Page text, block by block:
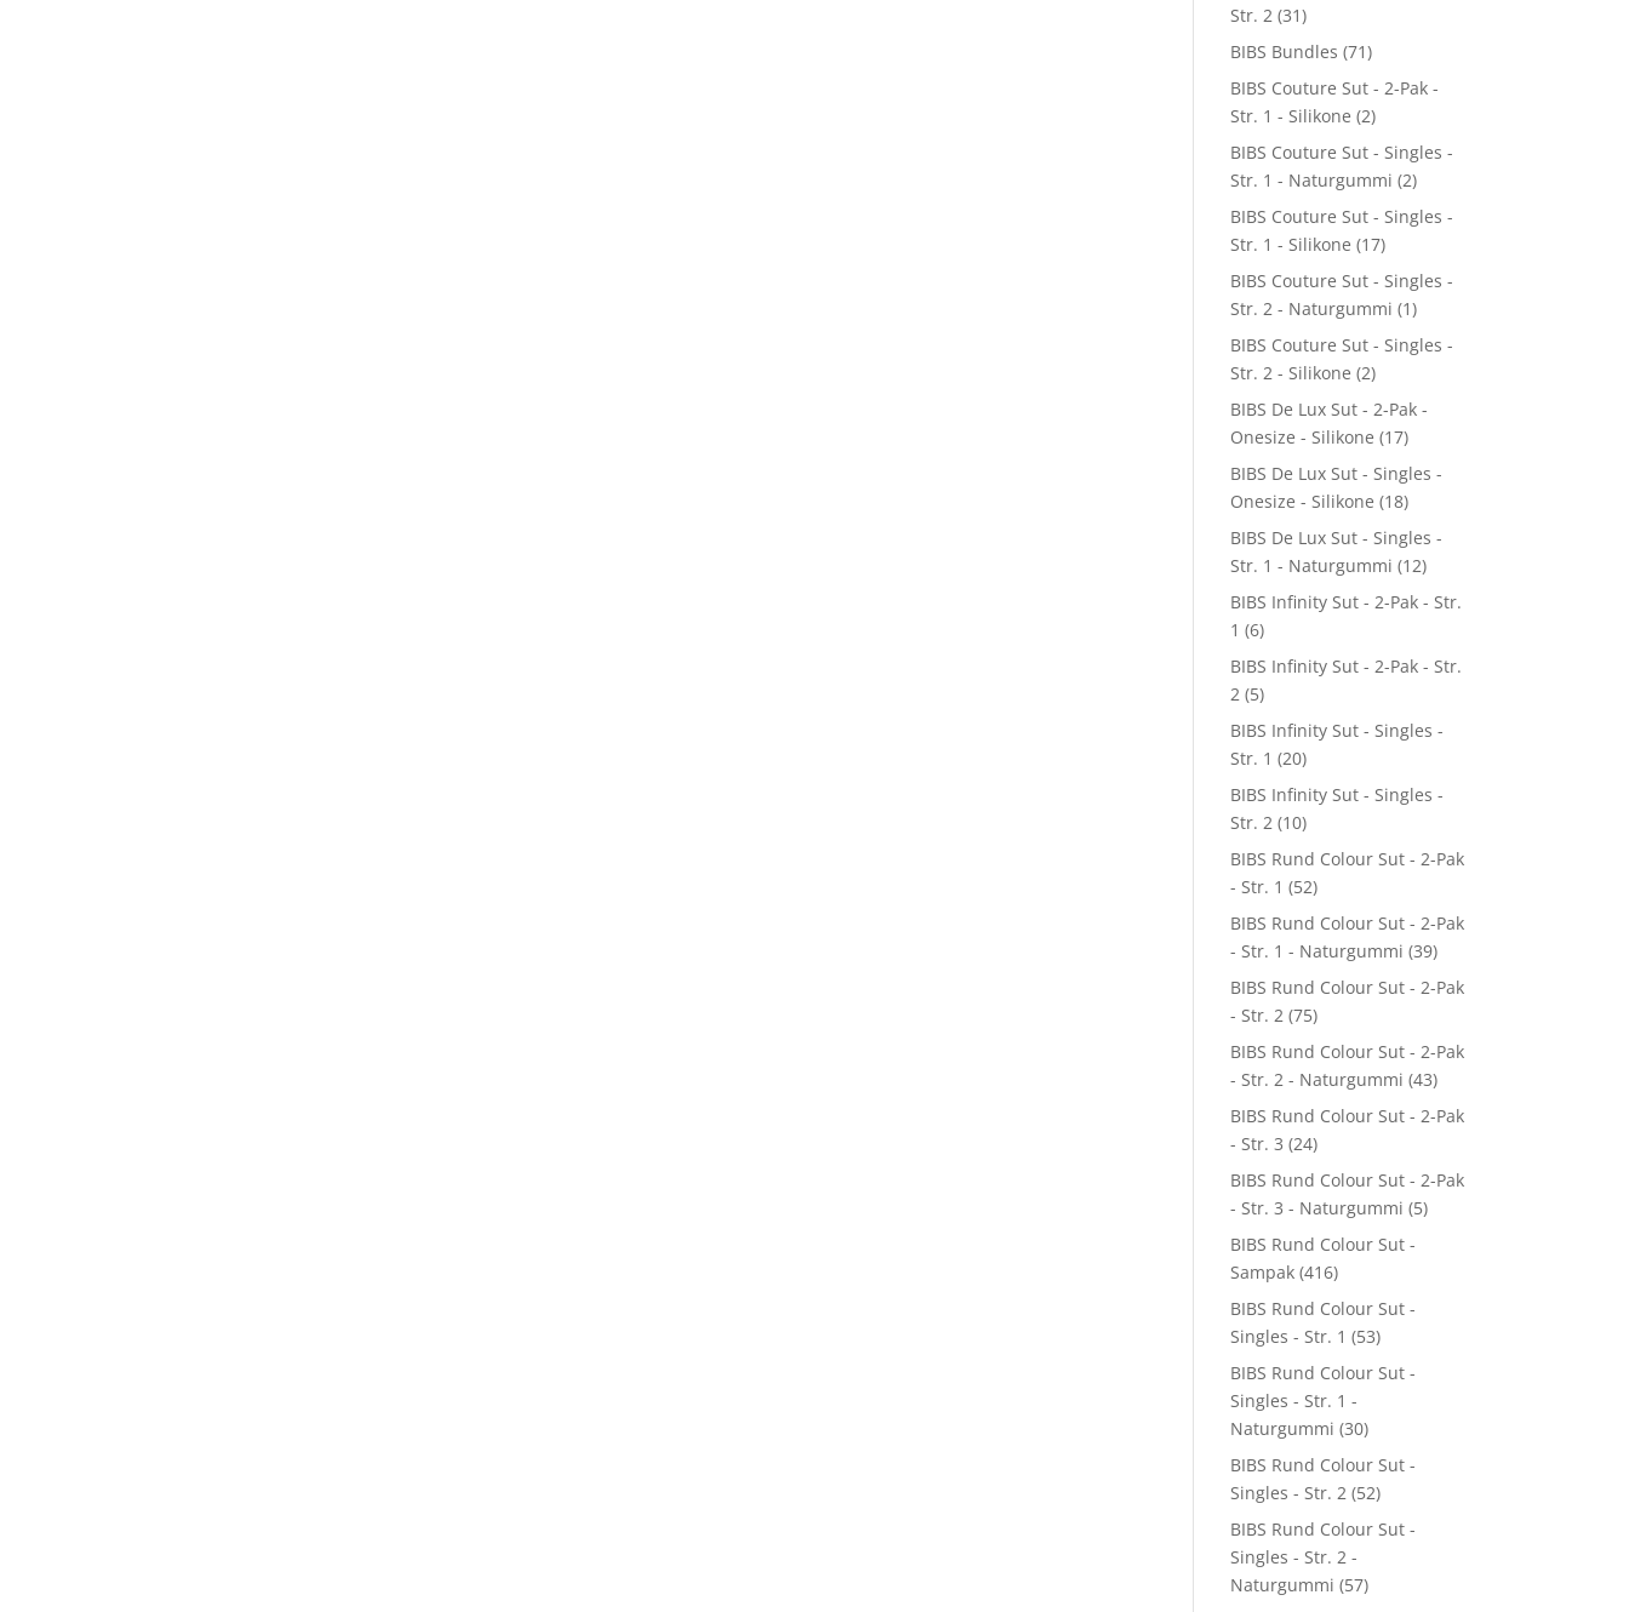
Str. 2 (31)
BIBS Bundles (71)
BIBS Couture Sut - 2-Pak -
Str. 1 - Silikone (2)
BIBS Couture Sut - Singles -
Str. 1 - Naturgummi (2)
BIBS Couture Sut - Singles -
Str. 1 - Silikone (17)
BIBS Couture Sut - Singles -
Str. 2 - Naturgummi (1)
BIBS Couture Sut - Singles -
Str. 2 - Silikone (2)
BIBS De Lux Sut - 2-Pak -
Onesize - Silikone (17)
BIBS De Lux Sut - Singles -
Onesize - Silikone (18)
BIBS De Lux Sut - Singles -
Str. 1 - Naturgummi (12)
BIBS Infinity Sut - 2-Pak - Str.
1 (6)
BIBS Infinity Sut - 2-Pak - Str.
2 (5)
BIBS Infinity Sut - Singles -
Str. 1 (20)
BIBS Infinity Sut - Singles -
Str. 2 (10)
BIBS Rund Colour Sut - 2-Pak
- Str. 1 (52)
BIBS Rund Colour Sut - 2-Pak
- Str. 1 - Naturgummi (39)
BIBS Rund Colour Sut - 2-Pak
- Str. 2 (75)
BIBS Rund Colour Sut - 2-Pak
- Str. 2 - Naturgummi (43)
BIBS Rund Colour Sut - 2-Pak
- Str. 3 (24)
BIBS Rund Colour Sut - 2-Pak
- Str. 3 - Naturgummi (5)
BIBS Rund Colour Sut -
Sampak (416)
BIBS Rund Colour Sut -
Singles - Str. 1 (53)
BIBS Rund Colour Sut -
Singles - Str. 1 -
Naturgummi (30)
BIBS Rund Colour Sut -
Singles - Str. 2 (52)
BIBS Rund Colour Sut -
Singles - Str. 2 -
Naturgummi (57)